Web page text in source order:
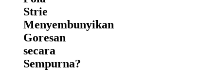
Strie
Menyembunyikan
Goresan
secara
Sempurna?